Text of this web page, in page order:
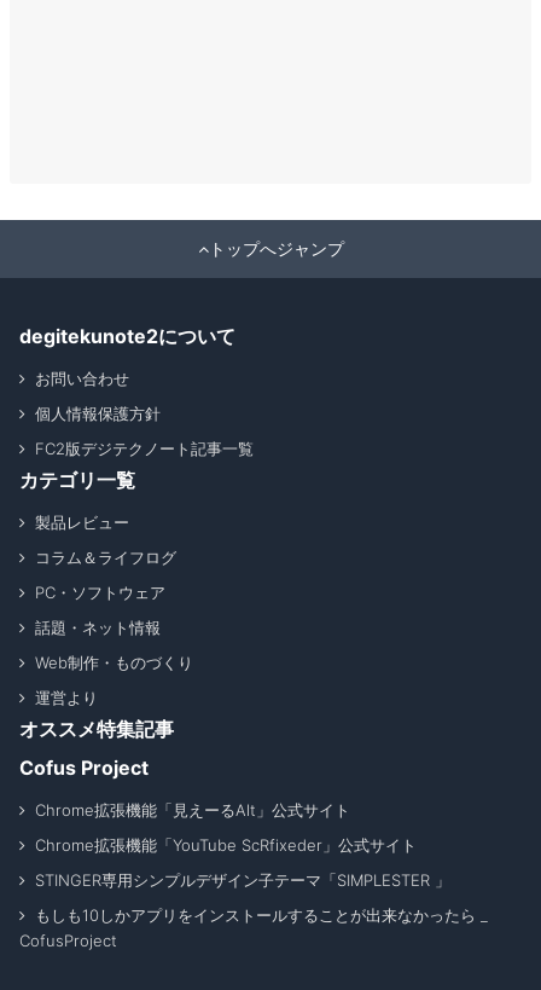
トップへジャンプ
degitekunote2について
お問い合わせ
個人情報保護方針
FC2版デジテクノート記事一覧
カテゴリ一覧
製品レビュー
コラム＆ライフログ
PC・ソフトウェア
話題・ネット情報
Web制作・ものづくり
運営より
オススメ特集記事
Cofus Project
Chrome拡張機能「見えーるAlt」公式サイト
Chrome拡張機能「YouTube ScRfixeder」公式サイト
STINGER専用シンプルデザイン子テーマ「SIMPLESTER 」
もしも10しかアプリをインストールすることが出来なかったら _
CofusProject